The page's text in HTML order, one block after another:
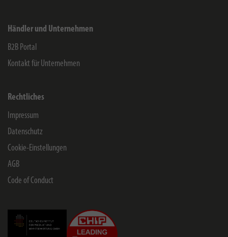
Händler und Unternehmen
B2B Portal
Kontakt für Unternehmen
Rechtliches
Impressum
Datenschutz
Cookie-Einstellungen
AGB
Code of Conduct